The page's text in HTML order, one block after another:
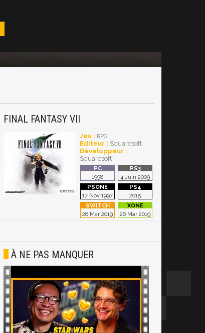
FINAL FANTASY VII
Jeu : RPG
Editeur : Squaresoft
Développeur :
Squaresoft
1998 4 Juin 2009
17 Nov 1997 2015
26 Mar 2019 26 Mar 2019
À NE PAS MANQUER